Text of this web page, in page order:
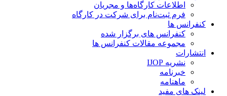
اطلاعات کارگاه‌ها و مجریان
فرم ثبت‌نام برای شرکت در کارگاه
کنفرانس ها
کنفرانس های برگزار شده
مجموعه مقالات کنفرانس ها
انتشارات
نشریه IJOP
خبرنامه
ماهنامه
لینک های مفید